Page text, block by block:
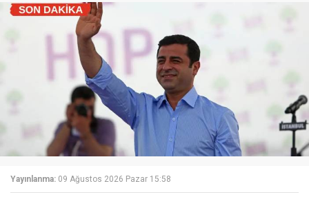
Yayınlanma: 09 Ağustos 2026 Pazar 15:58